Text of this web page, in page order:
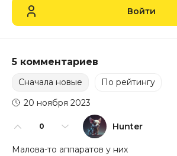
Войти
5 комментариев
Сначала новые По рейтингу
0 Hunter
20 ноября 2023
Малова-то аппаратов у них